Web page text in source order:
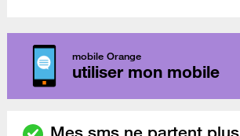
mobile Orange
utiliser mon mobile